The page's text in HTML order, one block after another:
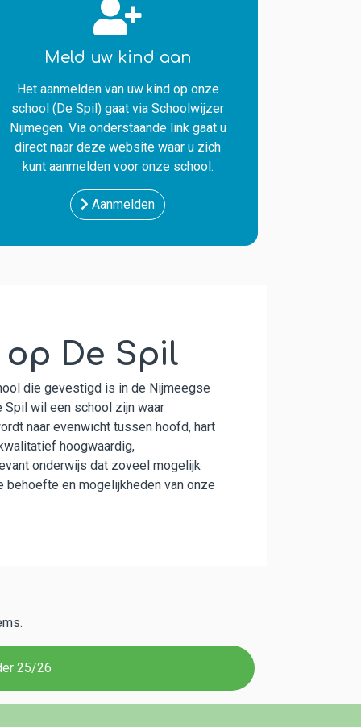
Meld uw kind aan
Het aanmelden van uw kind op onze
school (De Spil) gaat via Schoolwijzer
Nijmegen. Via onderstaande link gaat u
direct naar deze website waar u zich
kunt aanmelden voor onze school.
Aanmelden
op De Spil
die gevestigd is in de Nijmeegse
Spil wil een school zijn waar
naar evenwicht tussen hoofd, hart
hoogwaardig,
onderwijs dat zoveel mogelijk
en mogelijkheden van onze
25/26